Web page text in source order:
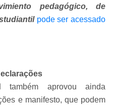
pedagógico, de
pode ser acessado
também aprovou ainda
e manifesto, que podem